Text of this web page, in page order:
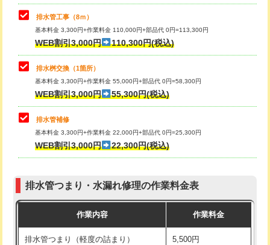
マス交換（深さ50㎝未満）
マス交換（深さ50㎝以上） 66,000円
コンクリート斫り（厚さ10㎝まで）
コンクリート斫り（厚さ10㎝超え）
モルタル補修（厚さ10㎝まで）
モルタル補修（厚さ10㎝超え）
追加人工 16,500円
現場見積
その他部品の脱着
交換・取付（タンク） 22,000円+材料費
交換・取付(単水栓（壁付・デッキ
式）)
交換・取付(混合水栓（壁付・デッキ
式・ワンホール）)
16,500円+材料費
交換・取付(排水栓・排水トラップ
交換・取付（その他部品） 11,000円+材料費
持込商品取付（単水栓） 13,200円
持込商品取付（混合水栓） 16,500円
排水管工事（8ｍ）
基本料金 3,300円+作業料金 110,000円+部品代 0円=113,300円
WEB割引3,000円 110,300円(税込)
排水桝交換（1箇所）
基本料金 3,300円+作業料金 55,000円+部品代 0円=58,300円
WEB割引3,000円 55,300円(税込)
排水管補修
基本料金 3,300円+作業料金 22,000円+部品代 0円=25,300円
WEB割引3,000円 22,300円(税込)
排水管つまり・水漏れ修理の作業料金表
作業内容 作業料金
排水管つまり（軽度の詰まり） 5,500円